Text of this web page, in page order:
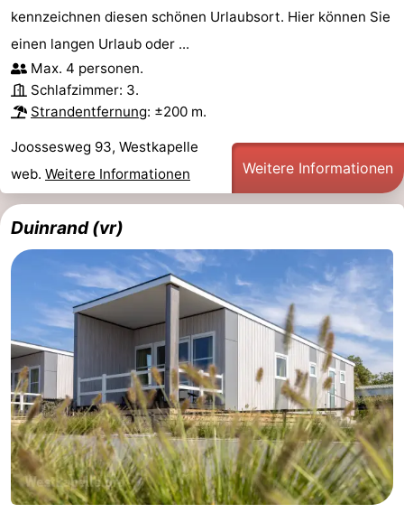
kennzeichnen diesen schönen Urlaubsort. Hier können Sie
einen langen Urlaub oder ...
Max. 4 personen.
Schlafzimmer: 3.
Strandentfernung: ±200 m.
Joossesweg 93, Westkapelle
web. Weitere Informationen Weitere Informationen
Duinrand (vr)